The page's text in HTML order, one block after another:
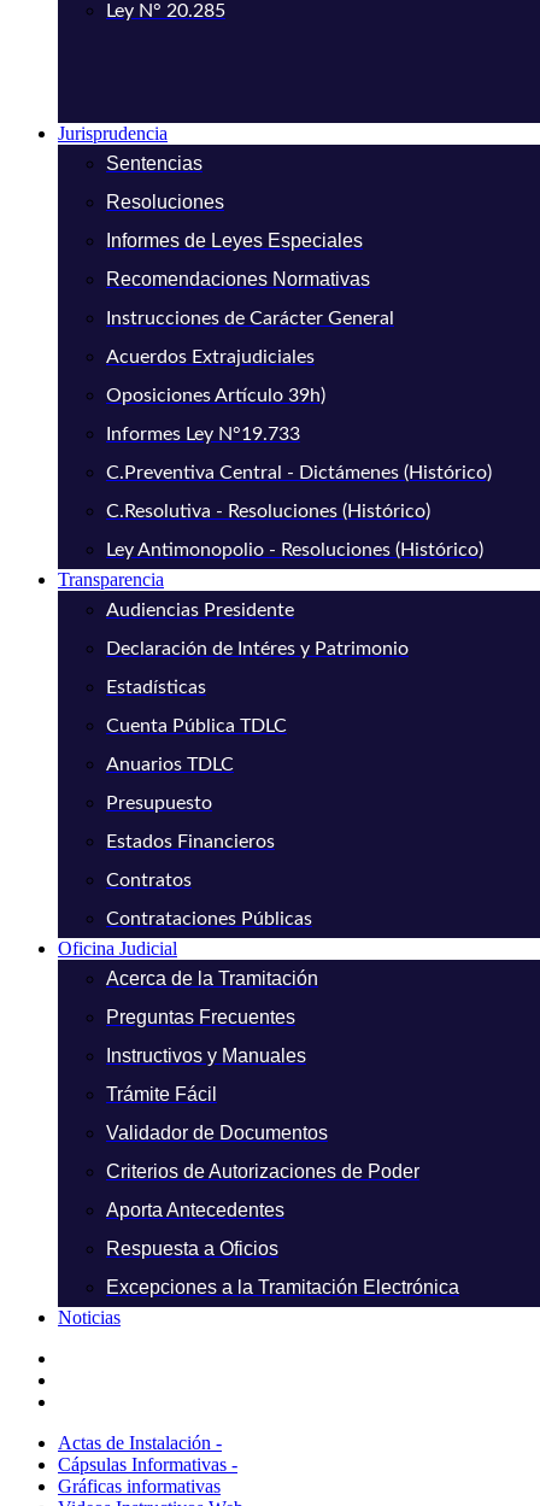
Ley N° 20.285
Jurisprudencia
Sentencias
Resoluciones
Informes de Leyes Especiales
Recomendaciones Normativas
Instrucciones de Carácter General
Acuerdos Extrajudiciales
Oposiciones Artículo 39h)
Informes Ley N°19.733
C.Preventiva Central - Dictámenes (Histórico)
C.Resolutiva - Resoluciones (Histórico)
Ley Antimonopolio - Resoluciones (Histórico)
Transparencia
Audiencias Presidente
Declaración de Intéres y Patrimonio
Estadísticas
Cuenta Pública TDLC
Anuarios TDLC
Presupuesto
Estados Financieros
Contratos
Contrataciones Públicas
Oficina Judicial
Acerca de la Tramitación
Preguntas Frecuentes
Instructivos y Manuales
Trámite Fácil
Validador de Documentos
Criterios de Autorizaciones de Poder
Aporta Antecedentes
Respuesta a Oficios
Excepciones a la Tramitación Electrónica
Noticias
Actas de Instalación -
Cápsulas Informativas -
Gráficas informativas